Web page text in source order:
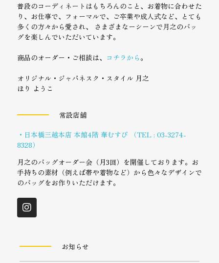
普段のコーディネートはもちろんのこと、お着物に合わせた
り、お仕事で、フォーマルで、ご卒業や成人式など、とても
多くの方々から愛され、 さまざまなーシーンで月之のバッ
グを楽しんでいただいています。
商品のオーダー・ご相談は、 コチラから 。
オリジナル・ジャパネスク・スタイル 月之
ほり ようこ
常設店舗
・日本橋三越本店 本館4階 華むすび （TEL : 03-3274-
8328）
月之のバッグオーダー会（月3回）を開催しております。お
手持ちの素材（例えば帯や着物など）から色々なデザインで
のバッグをお作りいただけます。
お知らせ